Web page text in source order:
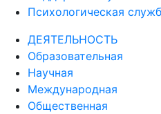
Психологическая
ДЕЯТЕЛЬНОСТЬ
Образовательная
Научная
Международная
Общественная